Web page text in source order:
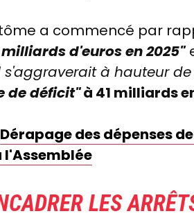
a commencé par
milliards d'euros en 2025"
s'aggraverait à hauteur
de déficit"à 41 milliards
Dérapage des dépenses
l'Assemblée
LES